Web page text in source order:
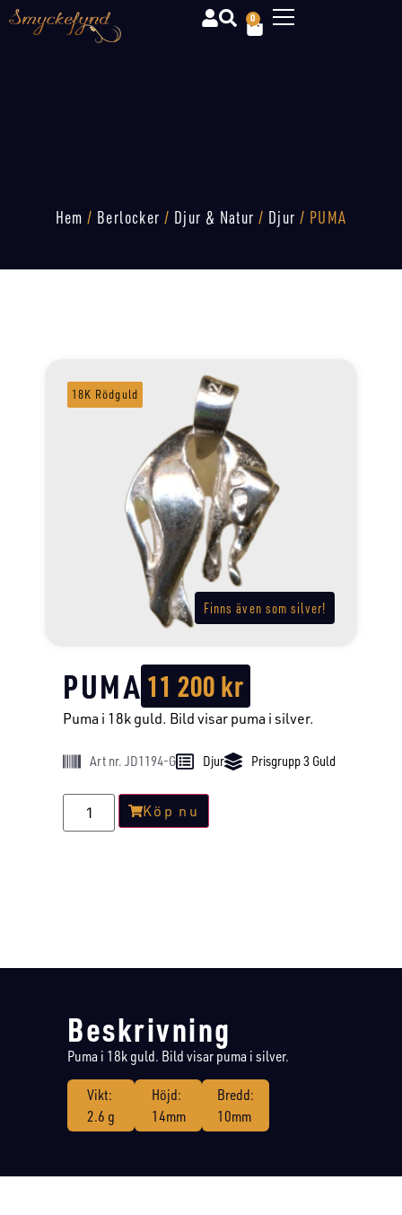
0
Hem / Berlocker / Djur & Natur / Djur / PUMA
Finns även som silver!
18K Rödguld
PUMA 11 200kr
Puma i 18k guld. Bild visar puma i silver.
Art nr. JD1194-G Djur Prisgrupp 3 Guld
Köp nu
Beskrivning
Puma i 18k guld. Bild visar puma i silver.
Vikt:
2.6 g
Höjd:
14mm
Bredd:
10mm